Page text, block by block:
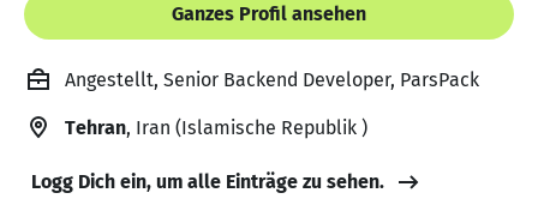
Ganzes Profil ansehen
Angestellt, Senior Backend Developer, ParsPack
Tehran, Iran (Islamische Republik )
Logg Dich ein, um alle Einträge zu sehen.